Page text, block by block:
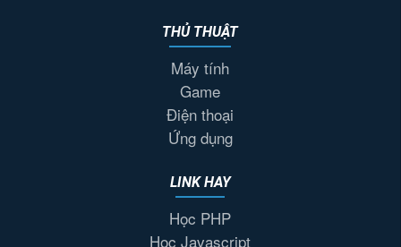
THỦ THUẬT
Máy tính
Game
Điện thoại
Ứng dụng
LINK HAY
Học PHP
Học Javascript